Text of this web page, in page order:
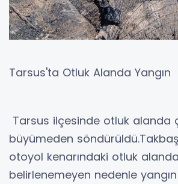
Tarsus'ta Otluk Alanda Yangın
Tarsus ilçesinde otluk alanda
büyümeden
otoyol kenarındaki otluk
belirlenemeyen nedenle yangın